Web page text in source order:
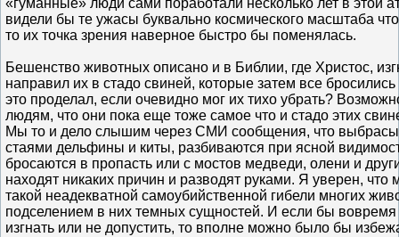
«гуманные» люди сами поработали несколько лет в этой
видели бы те ужасы буквально космического масштаба
то их точка зрения наверное быстро бы поменялась.
Бешенство животных описано и в Библии, где Христос,
направил их в стадо свиней, которые затем все
это проделал, если очевидно мог их тихо убрать?
людям, что они пока еще тоже самое что и стадо этих
Мы то и дело слышим через СМИ сообщения, что
стаями дельфины и киты, разбиваются при ясной
бросаются в пропасть или с мостов медведи, олени и
находят никаких причин и разводят руками. Я уверен, что
такой неадекватной самоубийственной гибели многих
подселением в них темных сущностей. И если бы
изгнать или не допустить, то вполне можно было бы